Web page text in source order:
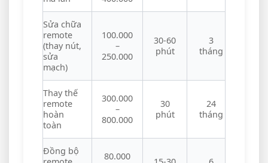
Sửa chữa
remote
(thay nút,
sửa
mạch)
100.000
–
250.000
30-60
phút
3
tháng
Thay thế
remote
hoàn
toàn
300.000
–
800.000
30
phút
24
tháng
Đồng bộ
80.000